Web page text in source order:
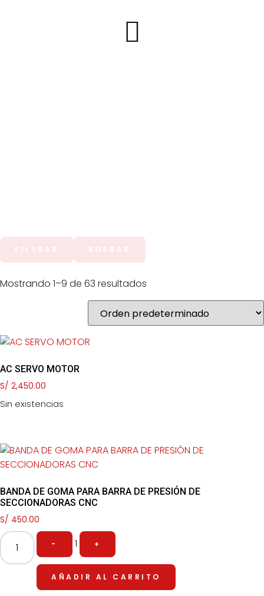
Mostrando 1–9 de 63 resultados
AC SERVO MOTOR
S/ 2,450.00
Sin existencias
BANDA DE GOMA PARA BARRA DE PRESIÓN DE
SECCIONADORAS CNC
S/ 450.00
- 1 +
AÑADIR AL CARRITO